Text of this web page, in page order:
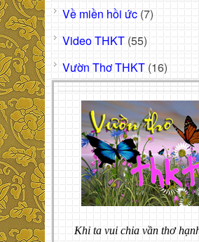
Về miền hồi ức (7)
Video THKT (55)
Vườn Thơ THKT (16)
Khi ta vui chia vần thơ